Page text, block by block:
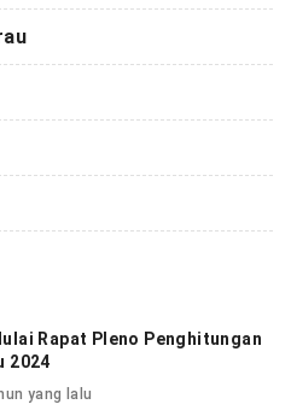
Rapat Pleno Penghitungan
2024
yang lalu